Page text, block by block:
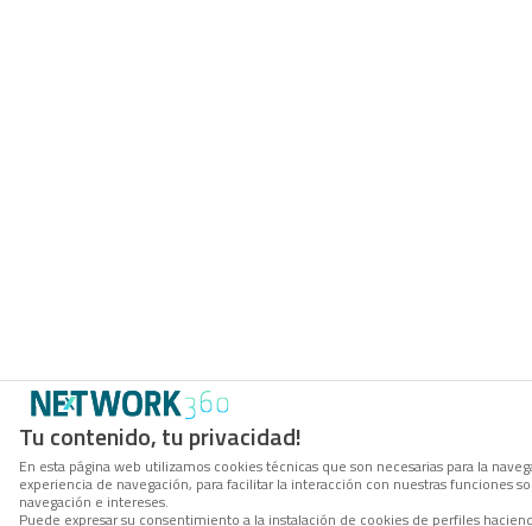
Tu contenido, tu privacidad!
En esta página web utilizamos cookies técnicas que son necesarias para la
experiencia de navegación, para facilitar la interacción con nuestras funciones
navegación e intereses.
Puede expresar su consentimiento a la instalación de cookies de perfiles